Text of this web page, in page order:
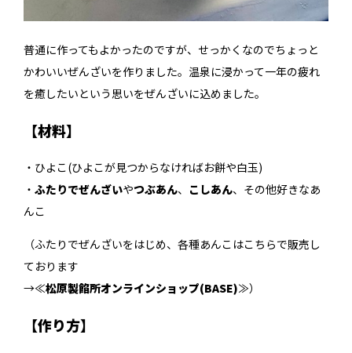
普通に作ってもよかったのですが、せっかくなのでちょっと
かわいいぜんざいを作りました。温泉に浸かって一年の疲れ
を癒したいという思いをぜんざいに込めました。
【材料】
・ひよこ(ひよこが見つからなければお餅や白玉)
・ ふたりでぜんざいやつぶあん、 こしあん、その他好きなあ
んこ
（ふたりでぜんざいをはじめ、各種あんこはこちらで販売し
ております
→≪松原製餡所オンラインショップ(BASE)≫）
【作り方】